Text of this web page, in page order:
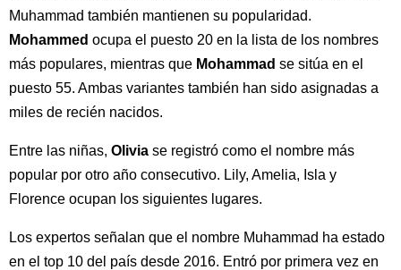
Muhammad también mantienen su popularidad.
Mohammed ocupa el puesto 20 en la lista de los nombres
más populares, mientras que Mohammad se sitúa en el
puesto 55. Ambas variantes también han sido asignadas a
miles de recién nacidos.
Entre las niñas, Olivia se registró como el nombre más
popular por otro año consecutivo. Lily, Amelia, Isla y
Florence ocupan los siguientes lugares.
Los expertos señalan que el nombre Muhammad ha estado
en el top 10 del país desde 2016. Entró por primera vez en